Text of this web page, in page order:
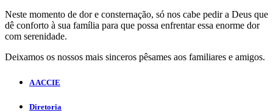
Neste momento de dor e consternação, só nos cabe pedir a Deus que
dê conforto à sua família para que possa enfrentar essa enorme dor
com serenidade.
Deixamos os nossos mais sinceros pêsames aos familiares e amigos.
A ACCIE
Diretoria